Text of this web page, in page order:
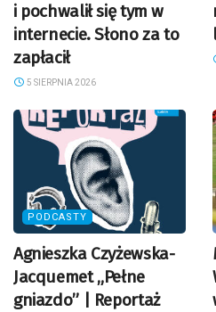
i pochwalił się tym w
internecie. Słono za to
zapłacił
5 SIERPNIA 2026
PODCASTY
Agnieszka Czyżewska-
Jacquemet „Pełne
gniazdo” | Reportaż